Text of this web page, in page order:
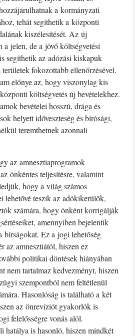
a kormányzati
tehát segíthetik a központi
kiszélesítését. Az új
a jelen, de a jövő költségvetési
segíthetik az adózási kiskapuk
területek fokozottabb ellenőrzésével.
előnye az, hogy viszonylag kis
költségvetés új bevételekhez.
bevételei hosszú, drága és
helyett időveszteség és bírósági,
teremthetnek azonnali
az amnesztiaprogramok
önkéntes teljesítésre, valamint
hogy a világ számos
lehetővé teszik az adókikerülők,
számára, hogy önként korrigálják
amennyiben bejelentik
bírságokat. Ez a jogi lehetőség
az amnesztiától, hiszen ez
politikai döntések hiányában
nem tartalmaz kedvezményt, hiszen
szempontból nem feltétlenül
Hasonlóság is található a két
az önrevíziót gyakorlók is
felelősségre vonás alól.
hatálya is hasonló, hiszen mindkét